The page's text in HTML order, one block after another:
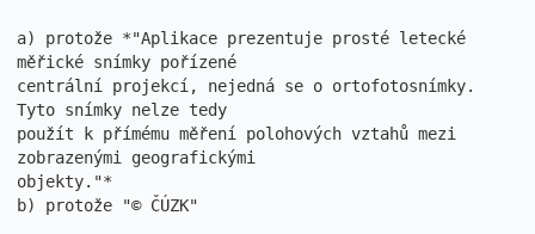
a) protože *"Aplikace prezentuje prosté letecké
měřické snímky pořízené
centrální projekcí, nejedná se o ortofotosnímky.
Tyto snímky nelze tedy
použít k přímému měření polohových vztahů mezi
zobrazenými geografickými
objekty."*
b) protože "© ČÚZK"